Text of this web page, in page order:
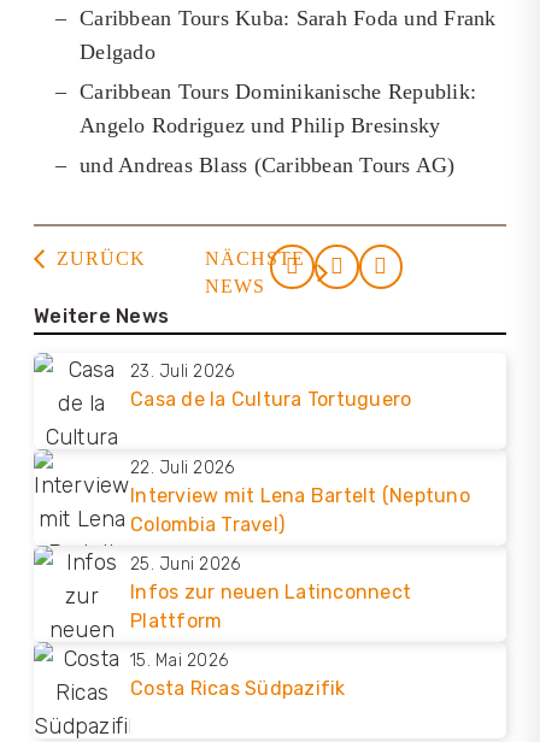
Caribbean Tours Kuba: Sarah Foda und Frank
Delgado
Caribbean Tours Dominikanische Republik:
Angelo Rodriguez und Philip Bresinsky
und Andreas Blass (Caribbean Tours AG)
ZURÜCK
NÄCHSTE
NEWS
Weitere News
23. Juli 2026
Casa de la Cultura Tortuguero
22. Juli 2026
Interview mit Lena Bartelt (Neptuno
Colombia Travel)
25. Juni 2026
Infos zur neuen Latinconnect
Plattform
15. Mai 2026
Costa Ricas Südpazifik